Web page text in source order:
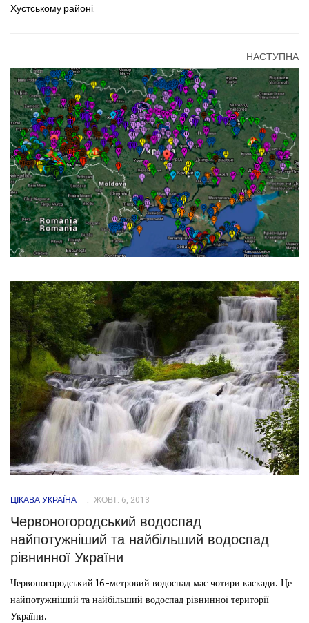
Хустському районі.
НАСТУПНА
ЦІКАВА УКРАЇНА ЖОВТ. 6, 2013
Червоногородський водоспад
найпотужніший та найбільший водоспад
рівнинної України
Червоногородський 16-метровий водоспад має чотири каскади. Це
найпотужніший та найбільший водоспад рівнинної території
України.